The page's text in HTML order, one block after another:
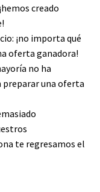
¡hemos creado
¡no importa qué
oferta ganadora!
no ha
preparar una oferta
te regresamos el